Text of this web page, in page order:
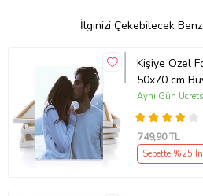
devam etmektedir.-
işçiliği ile
tablo üzerine
gönderilmektedir.-
tablolar, kargoda
görmeyecek şekilde
paketlenmektedir.
İlginizi Çekebilecek
Kişiye Özel
50x70 cm
Duvar
Anlamlı
Aynı Gün
749,90 TL
Sepette %25